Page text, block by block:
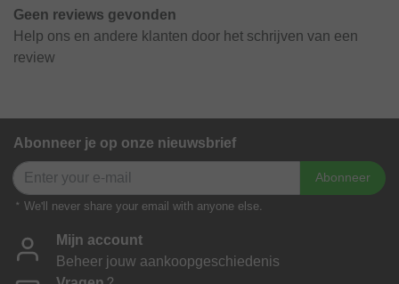
Geen reviews gevonden
Help ons en andere klanten door het schrijven van een
review
Abonneer je op onze nieuwsbrief
Abonneer
* We'll never share your email with anyone else.
Mijn account
Beheer jouw aankoopgeschiedenis